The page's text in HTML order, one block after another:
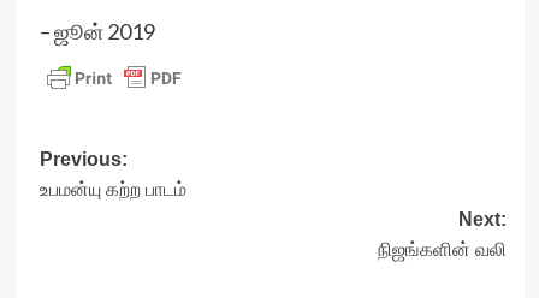
– ஜூன் 2019
Post
navigation
Previous:
உபமன்யு கற்ற பாடம்
Next:
நிஜங்களின் வலி